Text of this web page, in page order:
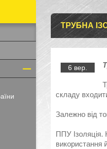
ТРУБНА
6 вер.
складу
Залежно від
ППУ Ізоляція.
використання